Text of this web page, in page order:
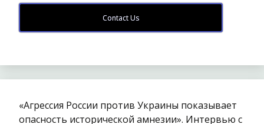
Contact Us
«Агрессия России против Украины показывает
опасность исторической амнезии». Интервью с